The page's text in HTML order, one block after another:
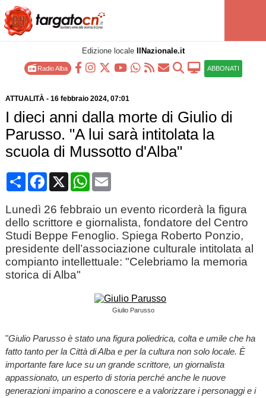
Edizione locale IlNazionale.it
Radio Alba ABBONATI
ATTUALITÀ- 16 febbraio 2024, 07:01
I dieci anni dalla morte di Giulio di
Parusso. "A lui sarà intitolata la
scuola di Mussotto d'Alba"
CondividiFacebook
X WhatsApp
Email
Lunedì 26 febbraio un evento ricorderà la figura
dello scrittore e giornalista, fondatore del Centro
Studi Beppe Fenoglio. Spiega Roberto Ponzio,
presidente dell’associazione culturale intitolata al
compianto intellettuale: "Celebriamo la memoria
storica di Alba"
Giulio Parusso
"Giulio Parusso è stato una figura poliedrica, colta e umile che ha
fatto tanto per la Città di Alba e per la cultura non solo locale. È
importante fare luce su un grande scrittore, un giornalista
appassionato, un esperto di storia perché anche le nuove
generazioni imparino a conoscere e a valorizzare i personaggi e i